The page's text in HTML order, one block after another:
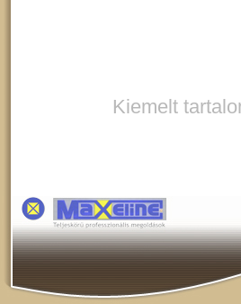
Kiemelt